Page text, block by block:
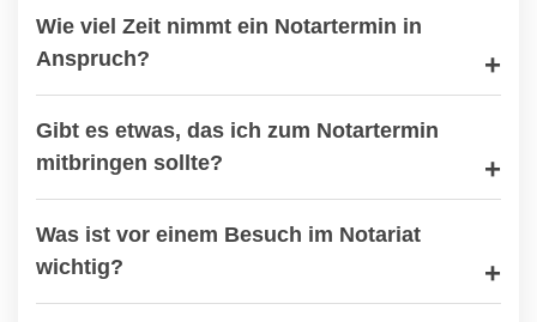
Wie viel Zeit nimmt ein Notartermin in
Anspruch?
Gibt es etwas, das ich zum Notartermin
mitbringen sollte?
Was ist vor einem Besuch im Notariat
wichtig?